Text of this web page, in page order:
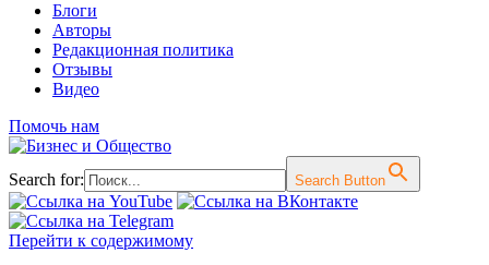
Блоги
Авторы
Редакционная политика
Отзывы
Видео
Помочь нам
Search for: Search Button
Перейти к содержимому